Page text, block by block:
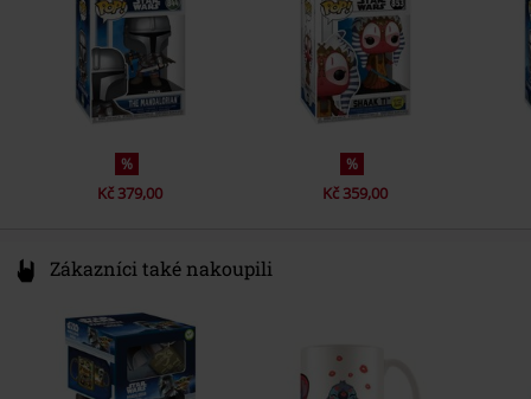
%
Kč 379,00
%
Kč 359,00
Zákazníci také nakoupili